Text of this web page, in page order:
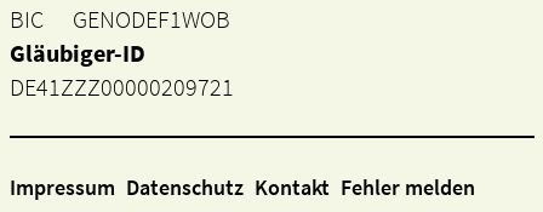
BIC GENODEF1WOB
Gläubiger-ID
DE41ZZZ00000209721
Impressum Datenschutz Kontakt Fehler melden